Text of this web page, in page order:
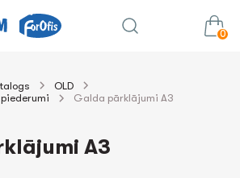
0
Summa:0.00€
OLD
Galda pārklājumi А3
А3